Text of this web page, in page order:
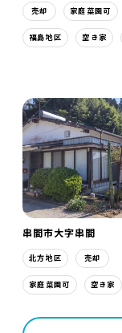
売却 家庭菜園可
福島地区 空き家
串間市大字串間
北方地区 売却
家庭菜園可 空き家